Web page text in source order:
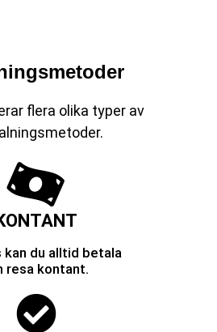
flera olika typer av
kan du alltid betala
resa kontant.